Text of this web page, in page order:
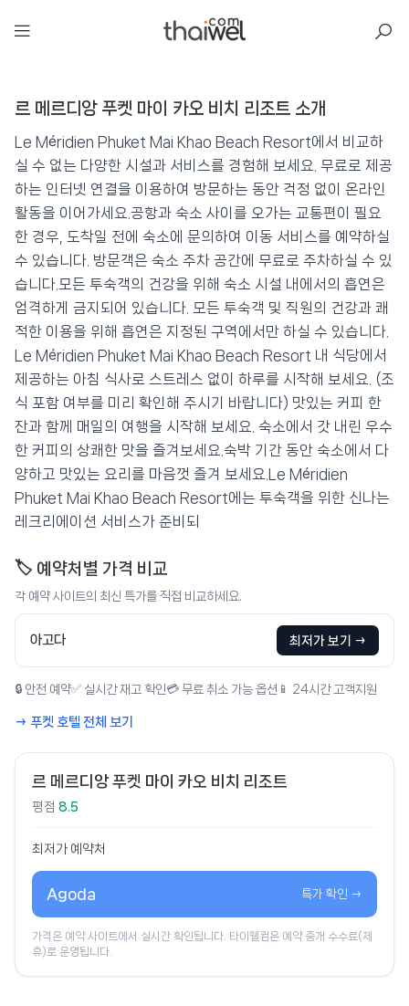
르 메르디앙 푸켓 마이 카오 비치 리조트
📍 푸켓★★★★★ ⭐ 8.5
💰 최저가 확인 · 예약하기
르 메르디앙 푸켓 마이 카오 비치 리조트 소개
Le Méridien Phuket Mai Khao Beach Resort에서 비교하
실 수 없는 다양한 시설과 서비스를 경험해 보세요. 무료로 제공
하는 인터넷 연결을 이용하여 방문하는 동안 걱정 없이 온라인
활동을 이어가세요.공항과 숙소 사이를 오가는 교통편이 필요
한 경우, 도착일 전에 숙소에 문의하여 이동 서비스를 예약하실
수 있습니다. 방문객은 숙소 주차 공간에 무료로 주차하실 수 있
습니다.모든 투숙객의 건강을 위해 숙소 시설 내에서의 흡연은
엄격하게 금지되어 있습니다. 모든 투숙객 및 직원의 건강과 쾌
적한 이용을 위해 흡연은 지정된 구역에서만 하실 수 있습니다.
Le Méridien Phuket Mai Khao Beach Resort 내 식당에서
제공하는 아침 식사로 스트레스 없이 하루를 시작해 보세요. (조
식 포함 여부를 미리 확인해 주시기 바랍니다) 맛있는 커피 한
잔과 함께 매일의 여행을 시작해 보세요. 숙소에서 갓 내린 우수
한 커피의 상쾌한 맛을 즐겨보세요.숙박 기간 동안 숙소에서 다
양하고 맛있는 요리를 마음껏 즐겨 보세요.Le Méridien
Phuket Mai Khao Beach Resort에는 투숙객을 위한 신나는
레크리에이션 서비스가 준비되
🏷️ 예약처별 가격 비교
각 예약 사이트의 최신 특가를 직접 비교하세요.
아고다 최저가 보기 →
🔒 안전 예약✅ 실시간 재고 확인 💳 무료 취소 가능 옵션 📱 24시간 고객지원
→ 푸켓 호텔 전체 보기
르 메르디앙 푸켓 마이 카오 비치 리조트
평점 8.5
최저가 예약처
Agoda 특가 확인 →
가격은 예약 사이트에서 실시간 확인됩니다. 타이웰컴은 예약 중개 수수료(제
휴)로 운영됩니다.